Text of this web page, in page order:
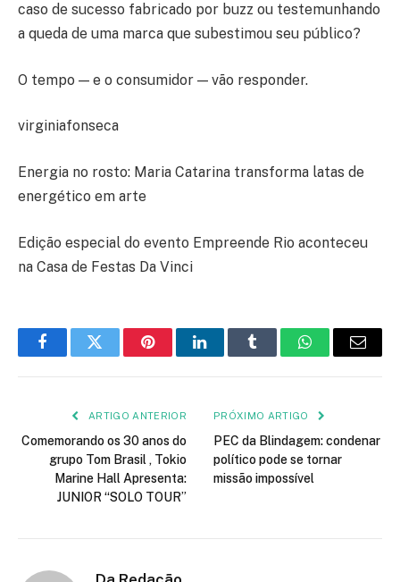
caso de sucesso fabricado por buzz ou testemunhando
a queda de uma marca que subestimou seu público?
O tempo — e o consumidor — vão responder.
virginiafonseca
Energia no rosto: Maria Catarina transforma latas de
energético em arte
Edição especial do evento Empreende Rio aconteceu
na Casa de Festas Da Vinci
FacebookTwitter PinterestLinkedInTumblr WhatsApp
E-
ARTIGO ANTERIOR
Comemorando os 30 anos do
grupo Tom Brasil , Tokio
Marine Hall Apresenta:
JUNIOR “SOLO TOUR”
PRÓXIMO ARTIGO
PEC da Blindagem: condenar
político pode se tornar
missão impossível